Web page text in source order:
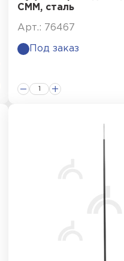
СММ, сталь
Арт.: 76467
Под заказ